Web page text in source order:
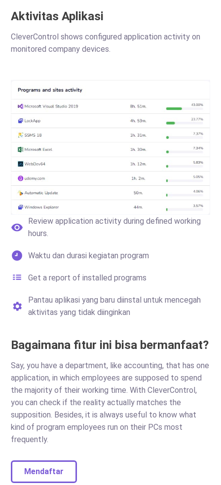
Aktivitas Aplikasi
CleverControl shows configured application activity on
monitored company devices.
Review application activity during defined working
hours.
Waktu dan durasi kegiatan program
Get a report of installed programs
Pantau aplikasi yang baru diinstal untuk mencegah
aktivitas yang tidak diinginkan
Bagaimana fitur ini bisa bermanfaat?
Say, you have a department, like accounting, that has one
application, in which employees are supposed to spend
the majority of their working time. With CleverControl,
you can check if the reality actually matches the
supposition. Besides, it is always useful to know what
kind of program employees run on their PCs most
frequently.
Mendaftar